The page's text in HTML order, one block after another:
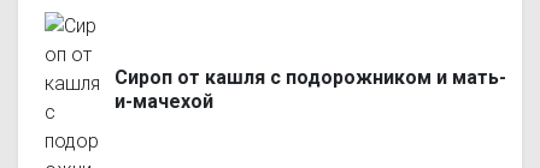
Сироп от кашля с подорожником и мать-
и-мачехой